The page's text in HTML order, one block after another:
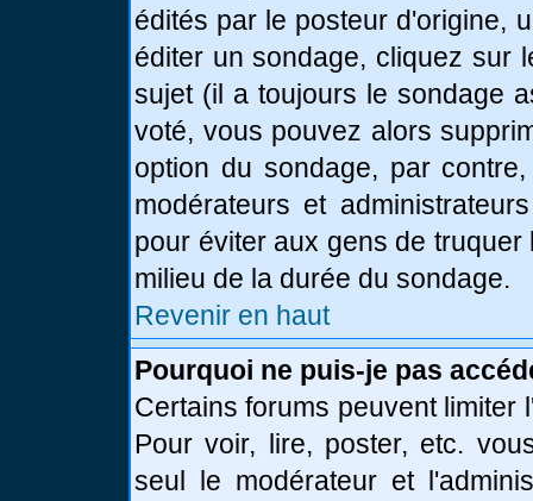
édités par le posteur d'origine,
éditer un sondage, cliquez sur
sujet (il a toujours le sondage
voté, vous pouvez alors
option du sondage, par
modérateurs et
pour éviter aux gens de
milieu de la durée du sondage.
Revenir en haut
Pourquoi ne puis-je pas
Certains forums peuvent
Pour voir, lire, poster, etc.
seul le modérateur et